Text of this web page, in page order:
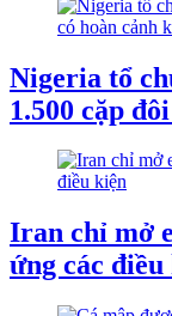
Nigeria tổ
1.500 cặp
Iran chỉ mở
ứng các điều